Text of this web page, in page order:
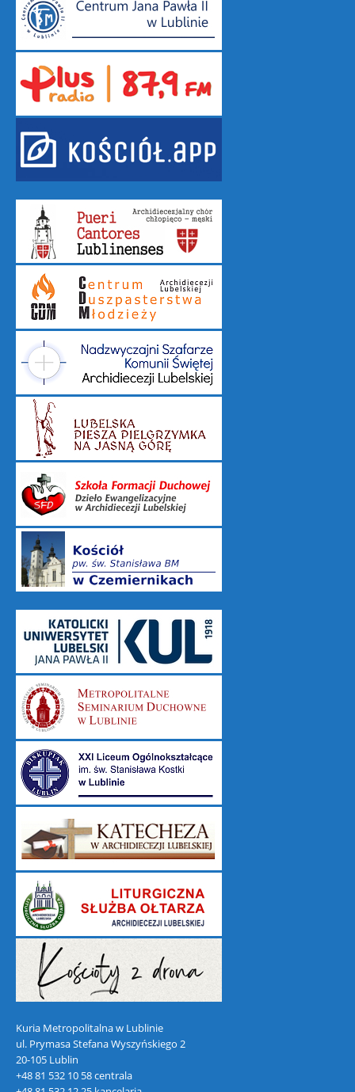
Kuria Metropolitalna w Lublinie
ul. Prymasa Stefana Wyszyńskiego 2
20-105 Lublin
+48 81 532 10 58 centrala